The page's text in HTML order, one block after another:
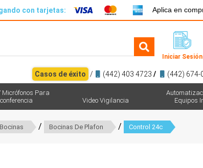
con tarjetas: Aplica en
Iniciar Sesión
Casos de éxito / (442) 403 4723 / (442) 674-
Para
Video Vigilancia
Equipos
Bocinas / Bocinas De Plafon / Control 24c